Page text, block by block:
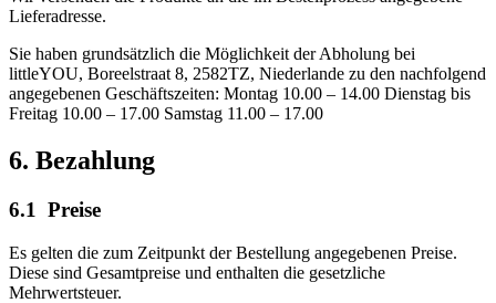
Lieferadresse.
Sie haben grundsätzlich die Möglichkeit der Abholung bei
littleYOU, Boreelstraat 8, 2582TZ, Niederlande zu den nachfolgend
angegebenen Geschäftszeiten: Montag 10.00 – 14.00 Dienstag bis
Freitag 10.00 – 17.00 Samstag 11.00 – 17.00
6. Bezahlung
6.1 Preise
Es gelten die zum Zeitpunkt der Bestellung angegebenen Preise.
Diese sind Gesamtpreise und enthalten die gesetzliche
Mehrwertsteuer.